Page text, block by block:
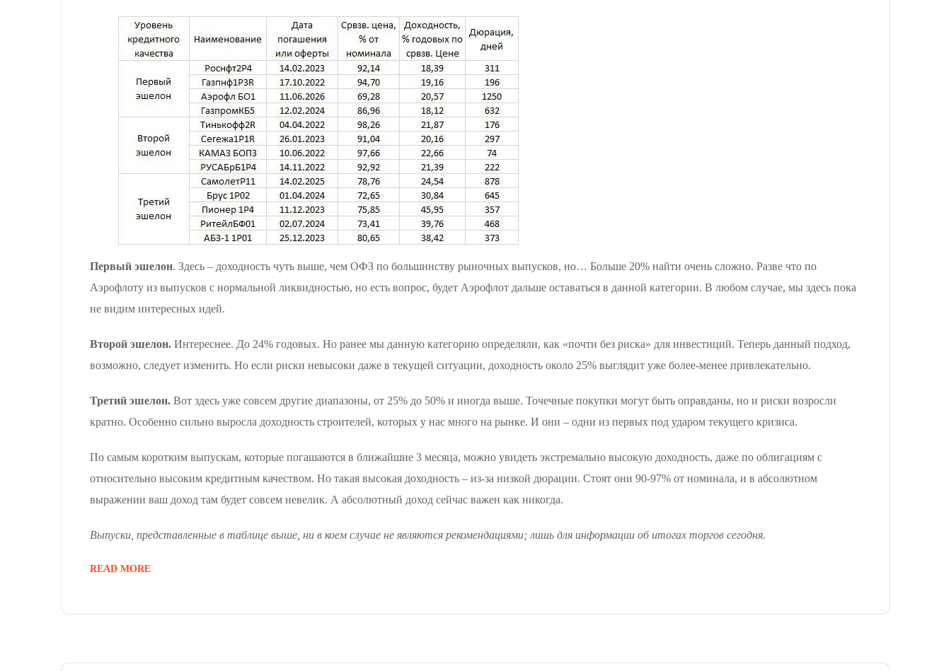
Первый эшелон. Здесь – доходность чуть выше, чем ОФЗ по большинству рыночных выпусков, но… Больше 20% найти очень сложно. Разве что по
Аэрофлоту из выпусков с нормальной ликвидностью, но есть вопрос, будет Аэрофлот дальше оставаться в данной категории. В любом случае, мы здесь пока
не видим интересных идей.
Второй эшелон. Интереснее. До 24% годовых. Но ранее мы данную категорию определяли, как «почти без риска» для инвестиций. Теперь данный подход,
возможно, следует изменить. Но если риски невысоки даже в текущей ситуации, доходность около 25% выглядит уже более-менее привлекательно.
Третий эшелон. Вот здесь уже совсем другие диапазоны, от 25% до 50% и иногда выше. Точечные покупки могут быть оправданы, но и риски возросли
кратно. Особенно сильно выросла доходность строителей, которых у нас много на рынке. И они – одни из первых под ударом текущего кризиса.
По самым коротким выпускам, которые погашаются в ближайшие 3 месяца, можно увидеть экстремально высокую доходность, даже по облигациям с
относительно высоким кредитным качеством. Но такая высокая доходность – из-за низкой дюрации. Стоят они 90-97% от номинала, и в абсолютном
выражении ваш доход там будет совсем невелик. А абсолютный доход сейчас важен как никогда.
Выпуски, представленные в таблице выше, ни в коем случае не являются рекомендациями; лишь для информации об итогах торгов сегодня.
READ MORE